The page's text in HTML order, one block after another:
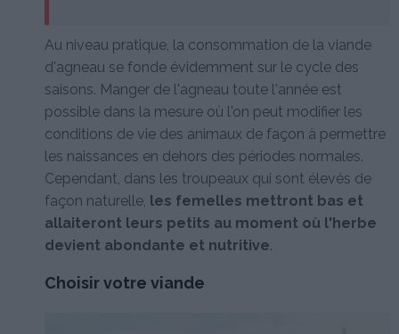
Au niveau pratique, la consommation de la viande
d'agneau se fonde évidemment sur le cycle des
saisons. Manger de l'agneau toute l'année est
possible dans la mesure où l'on peut modifier les
conditions de vie des animaux de façon à permettre
les naissances en dehors des périodes normales.
Cependant, dans les troupeaux qui sont élevés de
façon naturelle, les femelles mettront bas et
allaiteront leurs petits au moment où l'herbe
devient abondante et nutritive.
Choisir votre viande